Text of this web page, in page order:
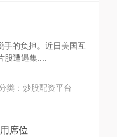
的负担。近日美国互
股遭遇集....
类： 炒股配资平台
席位